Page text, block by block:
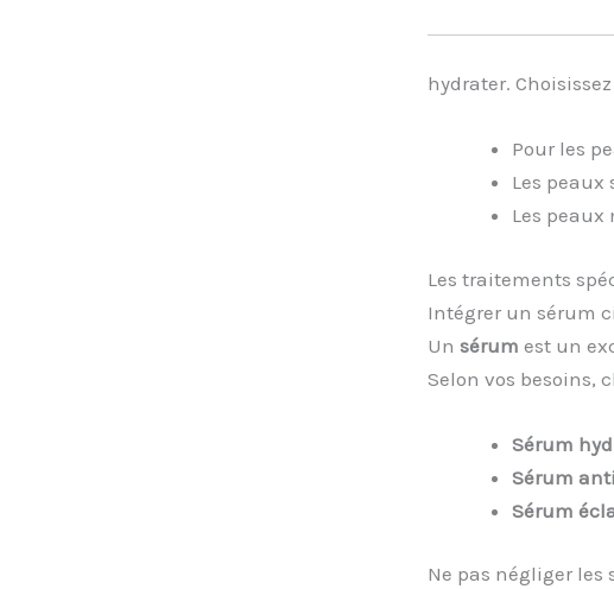
hydrater.
Pour les
Les peaux
Les
Les traitements
Intégrer un sérum
Un sérum est un
Selon vos besoins,
Sérum
Sérum
Sérum
Ne pas négliger les